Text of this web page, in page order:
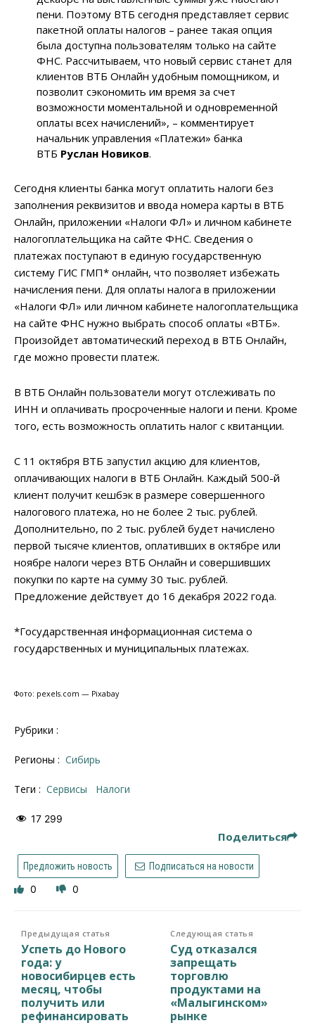
пени. Поэтому ВТБ сегодня представляет сервис
пакетной оплаты налогов – ранее такая опция
была доступна пользователям только на сайте
ФНС. Рассчитываем, что новый сервис станет для
клиентов ВТБ Онлайн удобным помощником, и
позволит сэкономить им время за счет
возможности моментальной и одновременной
оплаты всех начислений», – комментирует
начальник управления «Платежи» банка
ВТБ Руслан Новиков.
Сегодня клиенты банка могут оплатить налоги без
заполнения реквизитов и ввода номера карты в ВТБ
Онлайн, приложении «Налоги ФЛ» и личном кабинете
налогоплательщика на сайте ФНС. Сведения о
платежах поступают в единую государственную
систему ГИС ГМП* онлайн, что позволяет избежать
начисления пени. Для оплаты налога в приложении
«Налоги ФЛ» или личном кабинете налогоплательщика
на сайте ФНС нужно выбрать способ оплаты «ВТБ».
Произойдет автоматический переход в ВТБ Онлайн,
где можно провести платеж.
В ВТБ Онлайн пользователи могут отслеживать по
ИНН и оплачивать просроченные налоги и пени. Кроме
того, есть возможность оплатить налог с квитанции.
С 11 октября ВТБ запустил акцию для клиентов,
оплачивающих налоги в ВТБ Онлайн. Каждый 500-й
клиент получит кешбэк в размере совершенного
налогового платежа, но не более 2 тыс. рублей.
Дополнительно, по 2 тыс. рублей будет начислено
первой тысяче клиентов, оплативших в октябре или
ноябре налоги через ВТБ Онлайн и совершивших
покупки по карте на сумму 30 тыс. рублей.
Предложение действует до 16 декабря 2022 года.
*Государственная информационная система о
государственных и муниципальных платежах.
Фото: pexels.com — Pixabay
Рубрики :
Регионы : Сибирь
Теги : сервисы налоги
17 299
Поделиться
Предложить новость Подписаться на новости
0 0
Предыдущая статья
Успеть до Нового
года: у
новосибирцев есть
месяц, чтобы
получить или
рефинансировать
Следующая статья
Суд отказался
запрещать
торговлю
продуктами на
«Малыгинском»
рынке